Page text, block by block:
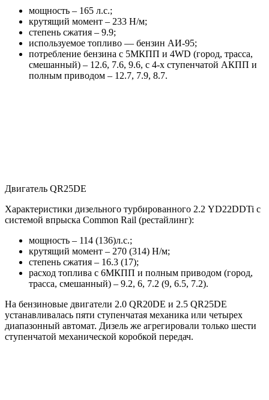
мощность – 165 л.с.;
крутящий момент – 233 Н/м;
степень сжатия – 9.9;
используемое топливо — бензин АИ-95;
потребление бензина с 5МКПП и 4WD (город, трасса,
смешанный) – 12.6, 7.6, 9.6, с 4-х ступенчатой АКПП и
полным приводом – 12.7, 7.9, 8.7.
Двигатель QR25DE
Характеристики дизельного турбированного 2.2 YD22DDTi с
системой впрыска Common Rail (рестайлинг):
мощность – 114 (136)л.с.;
крутящий момент – 270 (314) Н/м;
степень сжатия – 16.3 (17);
расход топлива с 6МКПП и полным приводом (город,
трасса, смешанный) – 9.2, 6, 7.2 (9, 6.5, 7.2).
На бензиновые двигатели 2.0 QR20DE и 2.5 QR25DE
устанавливалась пяти ступенчатая механика или четырех
диапазонный автомат. Дизель же агрегировали только шести
ступенчатой механической коробкой передач.